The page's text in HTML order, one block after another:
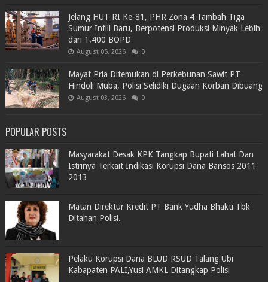
Jelang HUT RI Ke-81, PHR Zona 4 Tambah Tiga
Sumur Infill Baru, Berpotensi Produksi Minyak Lebih
dari 1.400 BOPD
August 05, 2026 0
Mayat Pria Ditemukan di Perkebunan Sawit PT
Hindoli Muba, Polisi Selidiki Dugaan Korban Dibuang
August 03, 2026 0
POPULAR POSTS
Masyarakat Desak KPK Tangkap Bupati Lahat Dan
Istrinya Terkait Indikasi Korupsi Dana Bansos 2011-
2013
Matan Direktur Kredit PT Bank Yudha Bhakti Tbk
Ditahan Polisi.
Pelaku Korupsi Dana BLUD RSUD Talang Ubi
Kabapaten PALI,Yusi AMKL Ditangkap Polisi